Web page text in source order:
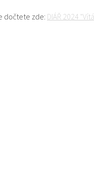
dočtete zde: DIÁŘ 2024